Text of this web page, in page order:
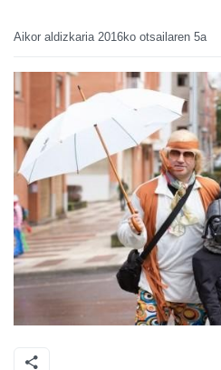
Aikor aldizkaria 2016ko otsailaren 5a